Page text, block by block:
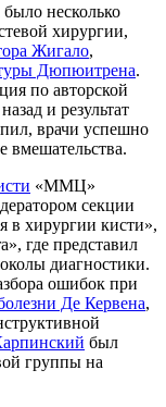
несколько
хирургии,
Жигало,
Дюпюитрена.
по авторской
и результат
врачи успешно
«ММЦ»
секции
в хирургии кисти»,
где представил
диагностики.
ошибок при
Де Кервена,
был
группы на